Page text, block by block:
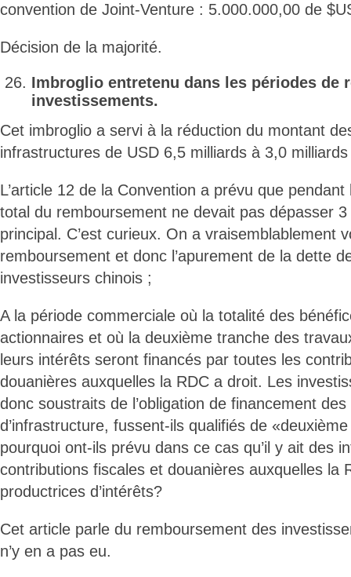
convention de Joint-Venture : 5.000.000,00 de
Décision de la majorité.
Imbroglio entretenu dans les périodes de
investissements.
Cet imbroglio a servi à la réduction du montant
infrastructures de USD 6,5 milliards à 3,0
L’article 12 de la Convention a prévu que
total du remboursement ne devait pas dépasser
principal. C’est curieux. On a vraisemblablement
remboursement et donc l’apurement de la dette
investisseurs chinois ;
A la période commerciale où la totalité des
actionnaires et où la deuxième tranche des
leurs intérêts seront financés par toutes les
douanières auxquelles la RDC a droit. Les
donc soustraits de l’obligation de financement
d’infrastructure, fussent-ils qualifiés de
pourquoi ont-ils prévu dans ce cas qu’il y ait des
contributions fiscales et douanières auxquelles la
productrices d’intérêts?
Cet article parle du remboursement des
n’y en a pas eu.